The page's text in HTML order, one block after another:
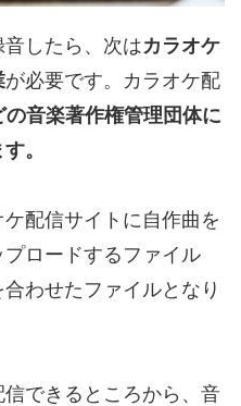
したら、次はカラオケ
が必要です。カラオケ配
の音楽著作権管理団体に
。
配信サイトに自作曲を
ロードするファイル
わせたファイルとなり
できるところから、音